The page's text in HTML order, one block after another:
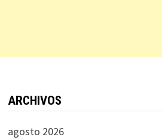
ARCHIVOS
agosto 2026